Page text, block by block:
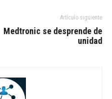
Artículo siguiente
Medtronic se desprende de
unidad